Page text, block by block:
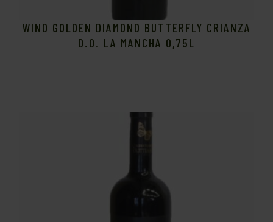
WINO GOLDEN DIAMOND BUTTERFLY CRIANZA
D.O. LA MANCHA 0,75L